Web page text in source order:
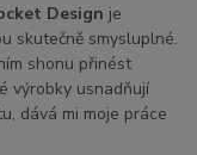
Design je
skutečně smysluplné.
shonu přinést
výrobky usnadňují
dává mi moje práce